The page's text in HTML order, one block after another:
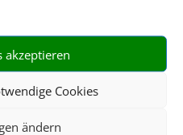
akzeptieren
Cookies
ändern
zum angegebenen